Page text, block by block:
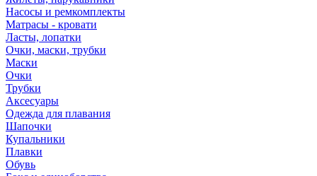
Насосы и ремкомплекты
Матрасы - кровати
Ласты, лопатки
Очки, маски, трубки
Маски
Очки
Трубки
Аксесуары
Одежда для плавания
Шапочки
Купальники
Плавки
Обувь